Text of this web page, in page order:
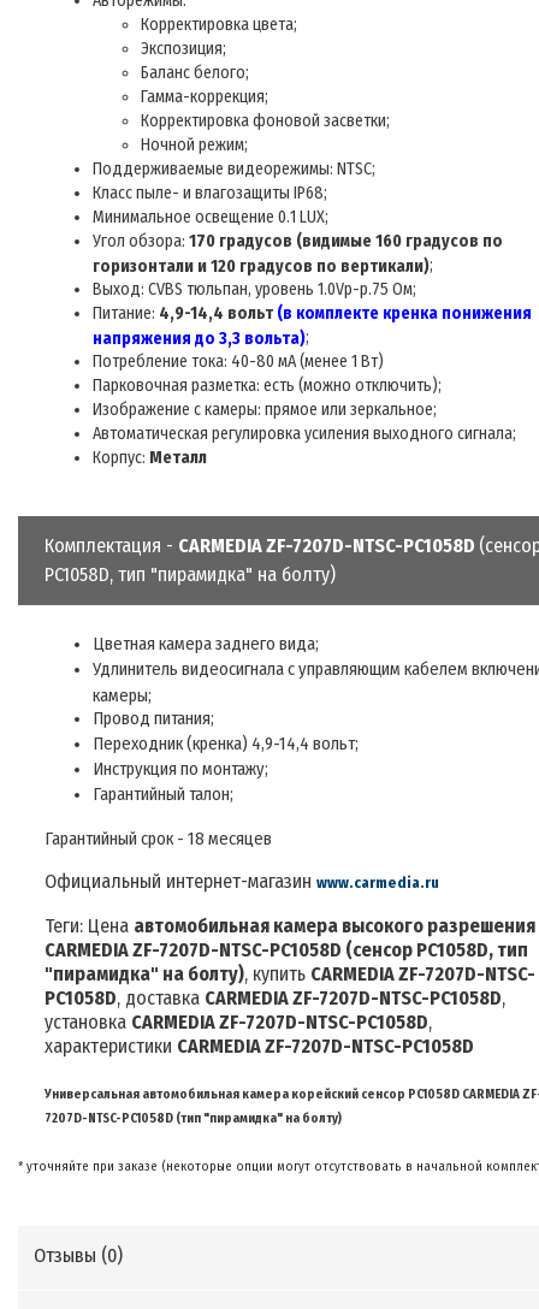
Корректировка цвета;
Экспозиция;
Баланс белого;
Гамма-коррекция;
Корректировка фоновой засветки;
Ночной режим;
Поддерживаемые видеорежимы: NTSC;
Класс пыле- и влагозащиты IP68;
Минимальное освещение 0.1 LUX;
Угол обзора: 170 градусов (видимые 160 градусов по
горизонтали и 120 градусов по вертикали);
Выход: CVBS тюльпан, уровень 1.0Vp-p.75 Ом;
Питание: 4,9-14,4 вольт(в комплекте кренка понижения
напряжения до 3,3 вольта);
Потребление тока: 40-80 мА (менее 1 Вт)
Парковочная разметка: есть (можно отключить);
Изображение с камеры: прямое или зеркальное;
Автоматическая регулировка усиления выходного сигнала;
Корпус: Металл
Комплектация - CARMEDIA ZF-7207D-NTSC-PC1058D
PC1058D, тип "пирамидка" на болту)
Цветная камера заднего вида;
Удлинитель видеосигнала с управляющим кабелем
камеры;
Провод питания;
Переходник (кренка) 4,9-14,4 вольт;
Инструкция по монтажу;
Гарантийный талон;
Гарантийный срок - 18 месяцев
Официальный интернет-магазин www.carmedia.ru
Теги: Цена автомобильная камера высокого разрешения
CARMEDIA ZF-7207D-NTSC-PC1058D (сенсор PC1058D, тип
"пирамидка" на болту), купить CARMEDIA ZF-7207D-NTSC-
PC1058D, доставка CARMEDIA ZF-7207D-NTSC-PC1058D,
установка CARMEDIA ZF-7207D-NTSC-PC1058D,
характеристики CARMEDIA ZF-7207D-NTSC-PC1058D
Универсальная автомобильная камера корейский сенсор PC1058D CARMEDIA
7207D-NTSC-PC1058D (тип "пирамидка" на болту)
* уточняйте при заказе (некоторые опции могут отсутствовать в начальной
Отзывы (0)